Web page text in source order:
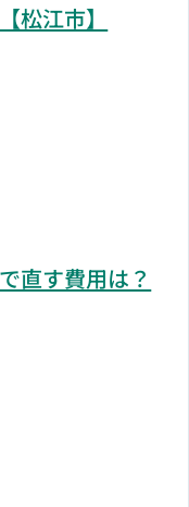
松江市】
直す費用は？